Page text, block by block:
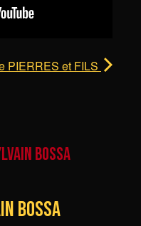
PIERRES et FILS
BOSSA
BOSSA